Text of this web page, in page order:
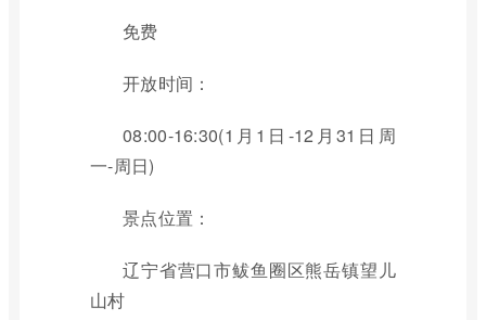
免费
开放时间：
08:00-16:30(1月1日-12月31日周
一-周日)
景点位置：
辽宁省营口市鲅鱼圈区熊岳镇望儿
山村